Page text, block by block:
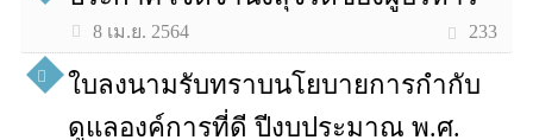
8 เม.ย. 2564 233
ใบลงนามรับทราบนโยบายการกำกับ
ดูแลองค์การที่ดี ปีงบประมาณ พ.ศ.